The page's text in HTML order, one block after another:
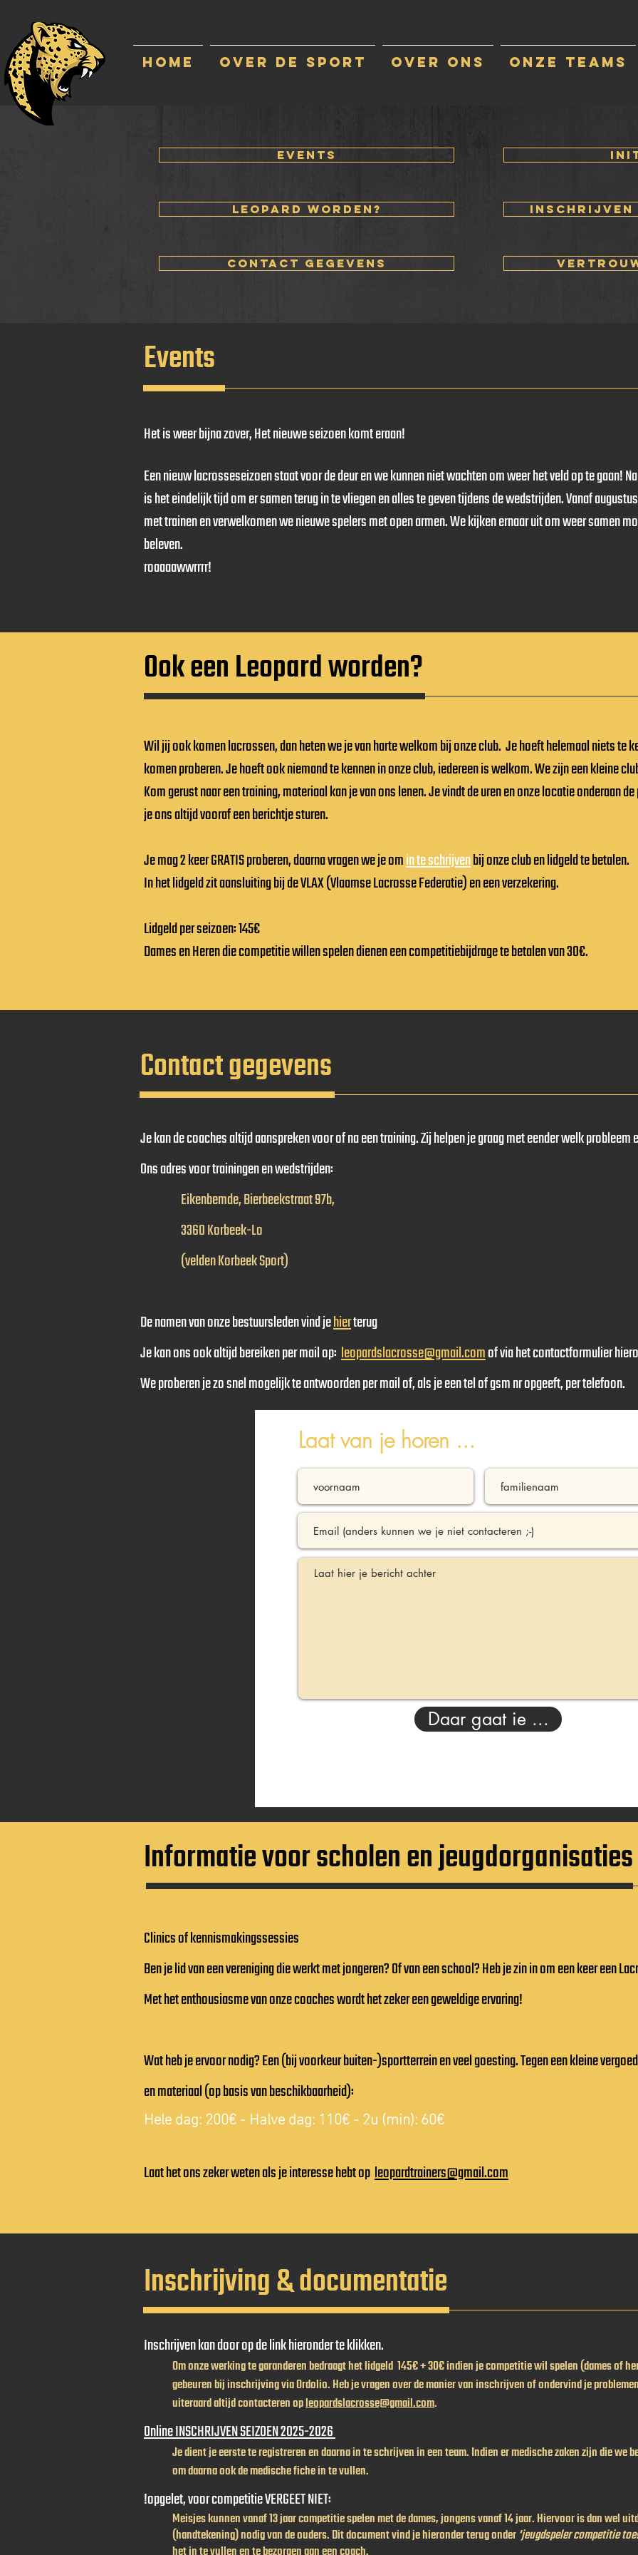
HOME Over de sport Over ons Onze Teams
events
Leopard worden?
contact gegevens
inschrijven
Events
Het is weer bijna zover, Het nieuwe seizoen komt eraan!
Een nieuw lacrosseseizoen staat voor de deur en we kunnen niet wachten om weer het veld op te gaan!
is het eindelijk tijd om er samen terug in te vliegen en alles te geven tijdens de wedstrijden. Vanaf
met trainen enverwelkomen we nieuwe spelers met open armen. We kijken ernaar uit om weer samen
beleven.
roaaaawwrrrr!
Ook een Leopard worden?
Wil jij ook komen lacrossen, dan heten we je van harte welkom bij onze club. Je hoeft helemaal niets te
komen proberen. Je hoeft ook niemand te kennen in onze club, iedereen is welkom. We zijn een kleine
Kom gerust naar een training, materiaal kan je van ons lenen. Je vindt de uren en onze locatie onderaan
je ons altijd vooraf een berichtje sturen.
Je mag 2 keer GRATIS proberen, daarna vragen we je omin te schrijvenbij onze club en lidgeld te betalen.
In het lidgeld zit aansluiting bij de VLAX (Vlaamse Lacrosse Federatie) en een verzekering.
Lidgeld per seizoen: 145€
Dames en Heren die competitie willen spelen dienen een competitiebijdrage te betalen van 30€.
Contact gegevens
Je kan de coaches altijd aanspreken voor of na een training. Zij helpen je graag met eender welk
Ons adres voor trainingen en wedstrijden:
Eikenbemde, Bierbeekstraat 97b,
3360 Korbeek-Lo
(velden Korbeek Sport)​
De namen van onze bestuursleden vind jehierterug
Je kan ons ook altijd bereiken per mail op: leopardslacrosse@gmail.comof via het contactformulier
We proberen je zo snel mogelijk te antwoorden per mail of, als je een tel of gsm nr opgeeft, per telefoon.
Laat van je horen ...
Daar gaat ie ...
Informatie voor scholen en jeugdorganisaties
Clinics of kennismakingssessies
Ben je lid van een vereniging die werkt met jongeren? Of van een school? Heb je zin in om een keer een
Met het enthousiasme van onze coaches wordt het zeker een geweldige ervaring!
Wat heb je ervoor nodig? Een (bij voorkeur buiten-)sportterrein en veel goesting. Tegen een kleine
en materiaal (op basis van beschikbaarheid):
Hele dag: 200€ - Halve dag: 110€ - 2u (min): 60€
Laat het ons zeker weten als je interesse hebt opleopardtrainers@gmail.com
Inschrijving & documentatie
Inschrijven kan door op de link hieronder te klikken.
​Om onze werking te garanderen bedraagt het lidgeld 145€ + 30€ indien je competitie wil spelen (dames of
gebeuren bij inschrijving via Ordolio. Heb je vragen over de manier van inschrijven of ondervind je
uiteraard altijd contacteren opleopardslacrosse@gmail.com.
Online INSCHRIJVEN SEIZOEN 2025-2026
Je dient je eerste te registreren en daarna in te schrijven in een team. Indien er medische zaken zijn die we
om daarna ook de medische fiche in te vullen.
!opgelet, voor competitie VERGEET NIET:
Meisjes kunnen vanaf 13 jaar competitie spelen met de dames, jongens vanaf 14 jaar. Hiervoor is dan wel
(handtekening) nodig van de ouders. Dit document vind je hieronder terug onder'jeugdspeler competitie